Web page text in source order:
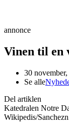
annonce
Vinen til en
30
Se alle
Del artiklen
Katedralen Notre
Wikipedis/